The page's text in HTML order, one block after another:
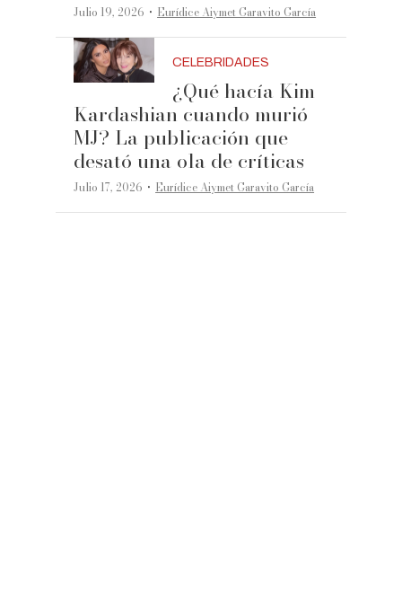
Julio 19, 2026 ·Eurídice Aiymet Garavito García
CELEBRIDADES
¿Qué hacía Kim
Kardashian cuando murió
MJ? La publicación que
desató una ola de críticas
Julio 17, 2026 ·Eurídice Aiymet Garavito García